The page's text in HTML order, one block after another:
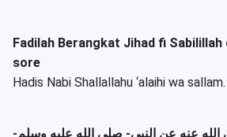
Fadilah Berangkat Jihad fi Sabilillah
sore
Hadis Nabi Shallallahu ‘alaihi wa sallam.
عنه عن النبي- صلى الله عليه وسلم-